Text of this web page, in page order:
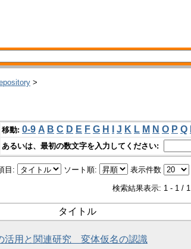
>
移動: 0-9 A B C D E F G H J K L M N O P Q
あるいは、最初の数文字を入力してください:
目: ソート順: 表示件数
検索結果表示: 1 - 1 / 1
タイトル
活用と関連研究 変体仮名の認識